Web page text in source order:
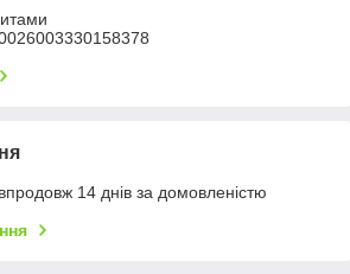
14 днів за домовленістю